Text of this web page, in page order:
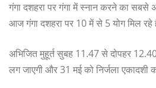
गंगा दशहरा पर गंगा में स्नान करने का सबसे
आज गंगा दशहरा पर 10 में से 5 योग मिल रहे
अभिजित मुहूर्त सुबह 11.47 से दोपहर
लग जाएगी और 31 मई को निर्जला एकादशी